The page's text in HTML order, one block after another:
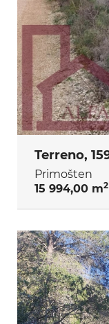
Primošten
15 994,00 m2